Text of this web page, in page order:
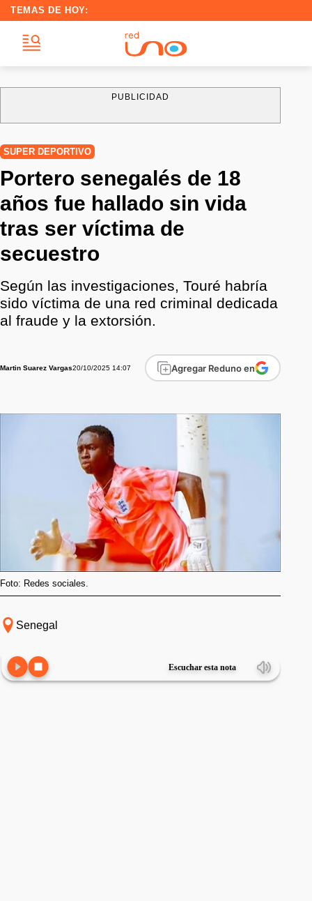
TEMAS DE HOY:
PUBLICIDAD
SUPER DEPORTIVO
Portero senegalés de 18
años fue hallado sin vida
tras ser víctima de
secuestro
Según las investigaciones, Touré habría
sido víctima de una red criminal dedicada
al fraude y la extorsión.
Martin Suarez Vargas20/10/2025 14:07 Agregar Reduno en
Foto: Redes sociales.
Senegal
Escuchar esta nota